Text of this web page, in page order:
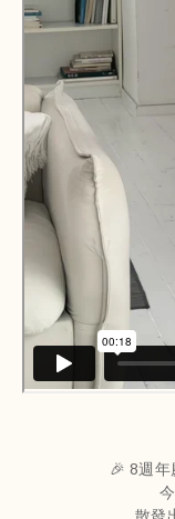
🎉 8週
散發